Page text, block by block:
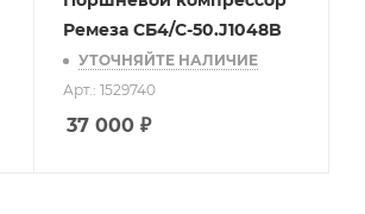
Ремеза СБ4/С-50.J1048B
УТОЧНЯЙТЕ НАЛИЧИЕ
Арт.: 1529740
37 000₽